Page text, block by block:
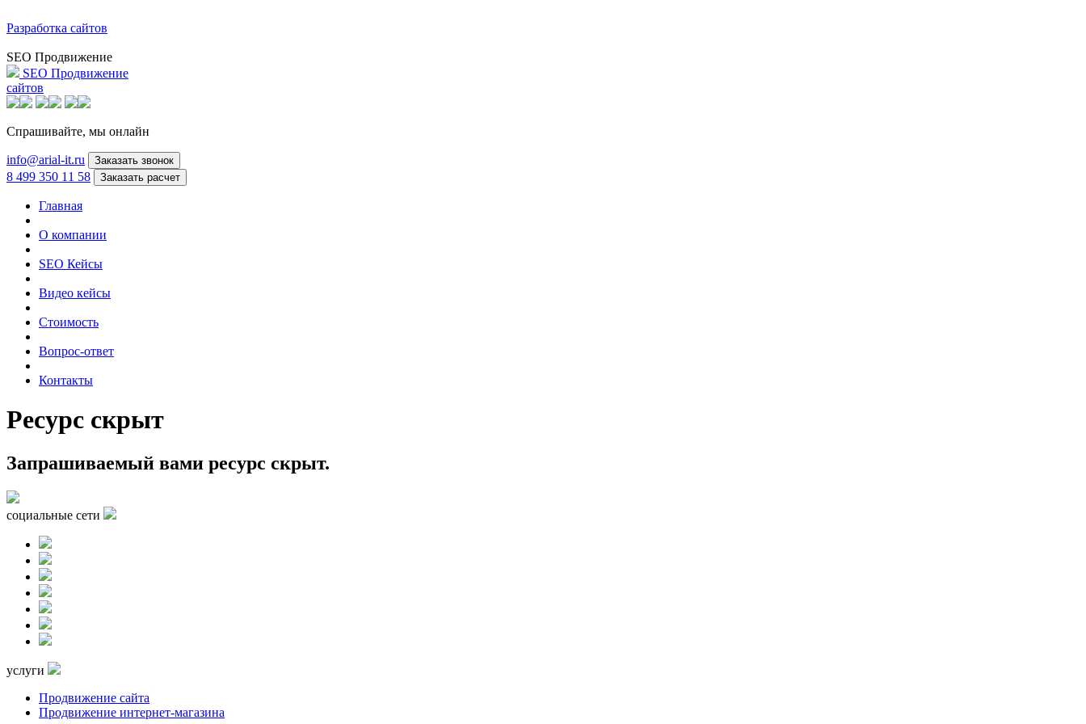
Разработка сайтов
SEO Продвижение
SEO Продвижение
сайтов
Спрашивайте, мы онлайн
info@arial-it.ru Заказать звонок
8 499 350 11 58 Заказать расчет
Главная
О компании
SEO Кейсы
Видео кейсы
Стоимость
Вопрос-ответ
Контакты
Ресурс скрыт
Запрашиваемый вами ресурс скрыт.
социальные сети
услуги
Продвижение сайта
Продвижение интернет-магазина